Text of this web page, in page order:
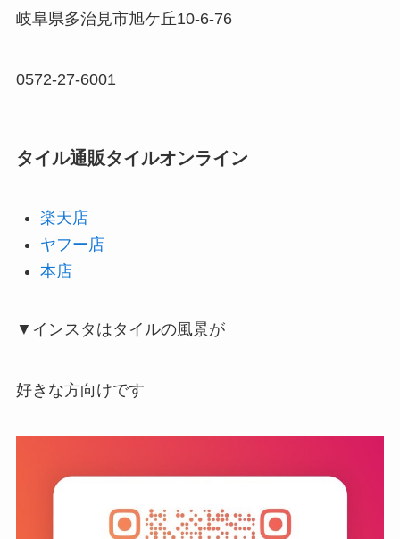
岐阜県多治見市旭ケ丘10-6-76
0572-27-6001
タイル通販タイルオンライン
楽天店
ヤフー店
本店
▼インスタはタイルの風景が
好きな方向けです